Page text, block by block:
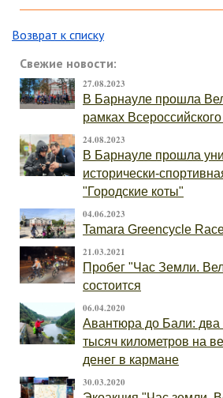
Возврат к списку
Свежие новости:
27.08.2023
В Барнауле прошла
рамках
24.08.2023
В Барнауле прошла
исторически-
"Городские коты"
04.06.2023
Tamara Greencycle
21.03.2021
Пробег "Час Земли.
состоится
06.04.2020
Авантюра до Бали: два
тысяч километров на
денег в кармане
30.03.2020